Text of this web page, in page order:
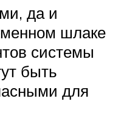
да и
шлаке
системы
быть
для